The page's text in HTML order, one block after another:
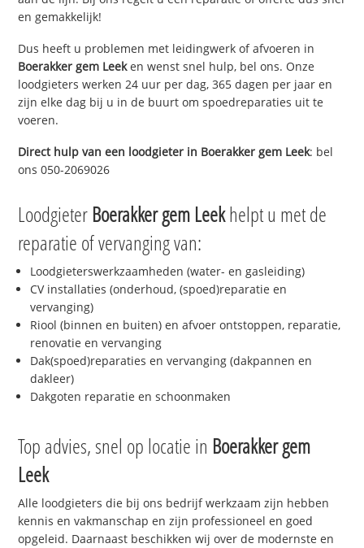
en gemakkelijk!
Dus heeft u problemen met leidingwerk of afvoeren in
Boerakker gem Leeken wenst snel hulp, bel ons. Onze
loodgieters werken 24 uur per dag, 365 dagen per jaar en
zijn elke dag bij u in de buurt om spoedreparaties uit te
voeren.
Direct hulp van een loodgieter in Boerakker gem Leek: bel
ons 050-2069026
Loodgieter Boerakker gem Leekhelpt u met de
reparatie of vervanging van:
Loodgieterswerkzaamheden (water- en gasleiding)
CV installaties (onderhoud, (spoed)reparatie en
vervanging)
Riool (binnen en buiten) en afvoer ontstoppen, reparatie,
renovatie en vervanging
Dak(spoed)reparaties en vervanging (dakpannen en
dakleer)
Dakgoten reparatie en schoonmaken
Top advies, snel op locatie in Boerakker gem
Leek
Alle loodgieters die bij ons bedrijf werkzaam zijn hebben
kennis en vakmanschap en zijn professioneel en goed
opgeleid. Daarnaast beschikken wij over de modernste en